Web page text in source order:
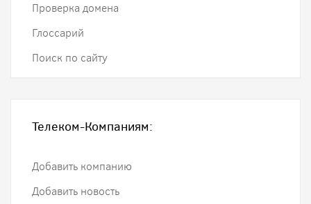
Проверка домена
Глоссарий
Поиск по сайту
Телеком-Компаниям:
Добавить компанию
Добавить новость